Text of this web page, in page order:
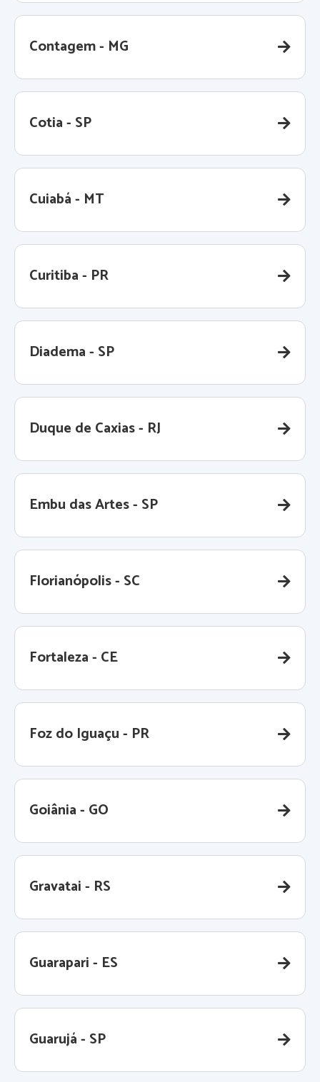
Contagem - MG
Cotia - SP
Cuiabá - MT
Curitiba - PR
Diadema - SP
Duque de Caxias - RJ
Embu das Artes - SP
Florianópolis - SC
Fortaleza - CE
Foz do Iguaçu - PR
Goiânia - GO
Gravatai - RS
Guarapari - ES
Guarujá - SP